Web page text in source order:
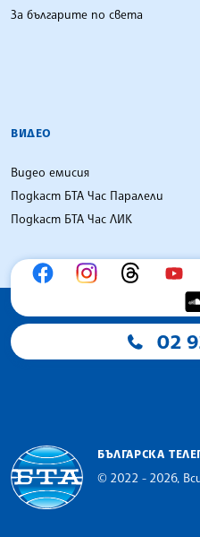
За българите по света
ВИДЕО
Видео емисия
Подкаст БТА Час Паралели
Подкаст БТА Час ЛИК
02
БЪЛГАРСКА
© 2022 - 2026,